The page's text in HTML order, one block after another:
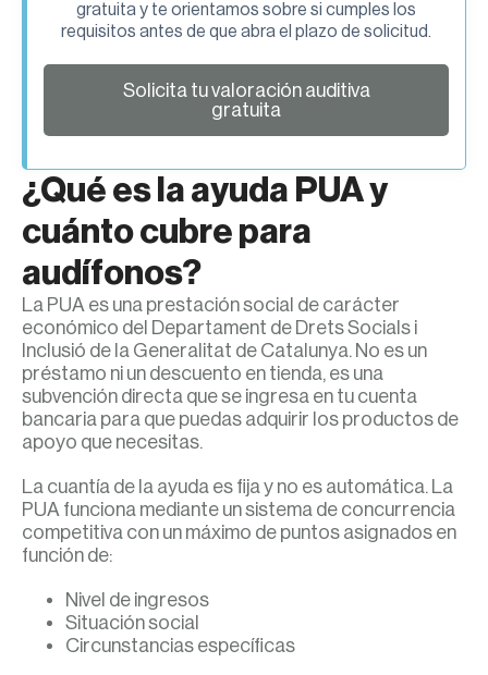
gratuita y te orientamos sobre si cumples los
requisitos antes de que abra el plazo de solicitud.
Solicita tu valoración auditiva
gratuita
¿Qué es la ayuda PUA y
cuánto cubre para
audífonos?
La PUA es una prestación social de carácter
económico del Departament de Drets Socials i
Inclusió de la Generalitat de Catalunya. No es un
préstamo ni un descuento en tienda, es una
subvención directa que se ingresa en tu cuenta
bancaria para que puedas adquirir los productos de
apoyo que necesitas.
La cuantía de la ayuda es fija y no es automática. La
PUA funciona mediante un sistema de concurrencia
competitiva con un máximo de puntos asignados en
función de:
Nivel de ingresos
Situación social
Circunstancias específicas